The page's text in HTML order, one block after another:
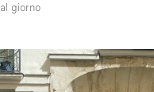
al giorno